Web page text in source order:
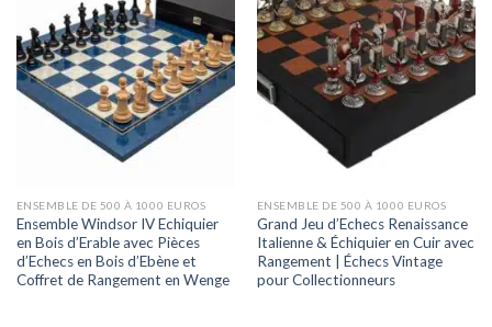
ENSEMBLE DE 500 À 1000 EUROS
Ensemble Windsor IV Echiquier
en Bois d’Erable avec Pièces
d’Echecs en Bois d’Ebène et
Coffret de Rangement en Wenge
ENSEMBLE DE 500 À 1000 EUROS
Grand Jeu d’Echecs Renaissance
Italienne & Échiquier en Cuir avec
Rangement | Échecs Vintage
pour Collectionneurs